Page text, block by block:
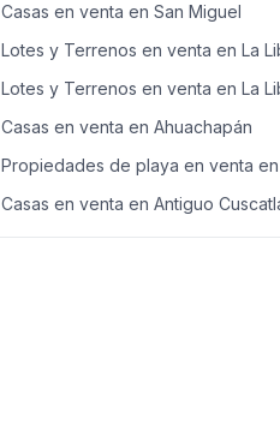
Casas en venta en San Miguel
Lotes y Terrenos en venta en La
Lotes y Terrenos en venta en La
Casas en venta en Ahuachapán
Propiedades de playa en venta en
Casas en venta en Antiguo